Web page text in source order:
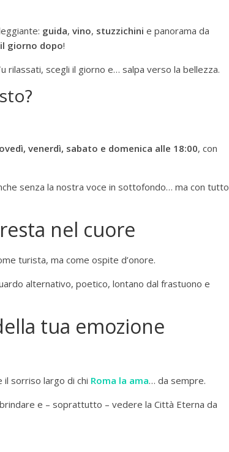
guida, vino, stuzzichini e panorama da
giorno dopo!
rilassati, scegli il giorno e… salpa verso la bellezza.
venerdì, sabato e domenica alle 18:00, con
senza la nostra voce in sottofondo… ma con tutto
nel cuore
turista, ma come ospite d’onore.
alternativo, poetico, lontano dal frastuono e
tua emozione
il sorriso largo di chi Roma la ama… da sempre.
e – soprattutto – vedere la Città Eterna da